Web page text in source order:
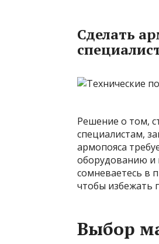
Сделать
Решение о том,
специалистам,
армопояса
оборудованию и
сомневаетесь в
чтобы избежать
Выбор